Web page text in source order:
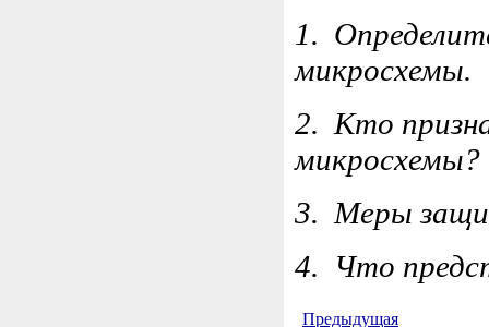
1.
микросхемы.
2.Кто
микросхемы?
3.Меры
4. Что
Предыдущая